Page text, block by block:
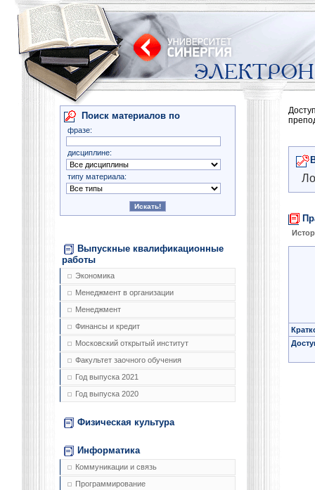
Поиск материалов по
фразе:
дисциплине:
типу материала:
Выпускные квалификационные
работы
Экономика
Менеджмент в организации
Менеджмент
Финансы и кредит
Московский открытый институт
Факультет заочного обучения
Год выпуска 2021
Год выпуска 2020
Физическая культура
Информатика
Коммуникации и связь
Программирование